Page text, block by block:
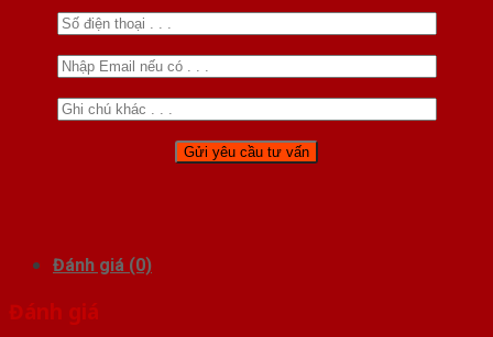
Đánh giá (0)
Đánh giá